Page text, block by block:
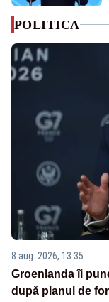
POLITICA
8 aug. 2026, 13:35
Groenlanda îi
după planul de